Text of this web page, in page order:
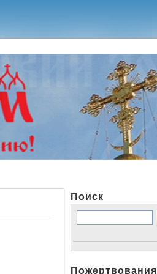
Поиск
Пожертвования